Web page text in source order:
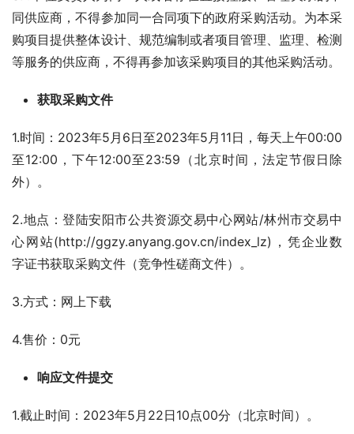
同供应商，不得参加同一合同项下的政府采购活动。为本采
购项目提供整体设计、规范编制或者项目管理、监理、检测
等服务的供应商，不得再参加该采购项目的其他采购活动。
获取采购文件
1.时间：2023年5月6日至2023年5月11日，每天上午00:00
至12:00，下午12:00至23:59（北京时间，法定节假日除
外）。
2.地点：登陆安阳市公共资源交易中心网站/林州市交易中
心网站(http://ggzy.anyang.gov.cn/index_lz)，凭企业数
字证书获取采购文件（竞争性磋商文件）。
3.方式：网上下载
4.售价：0元
响应文件提交
1.截止时间：2023年5月22日10点00分（北京时间）。